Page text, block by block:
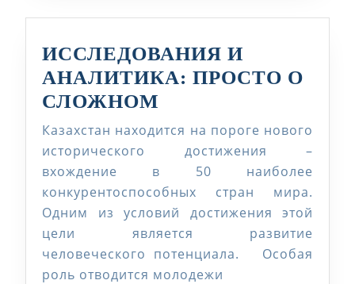
ИССЛЕДОВАНИЯ И
АНАЛИТИКА: ПРОСТО О
СЛОЖНОМ
И
АНАЛИТИКА:
ПРОСТО
О
СЛОЖНОМ
Казахстан находится на пороге нового
исторического достижения –
вхождение в 50 наиболее
конкурентоспособных стран мира.
Одним из условий достижения этой
цели является развитие
человеческого потенциала. Особая
роль отводится молодежи